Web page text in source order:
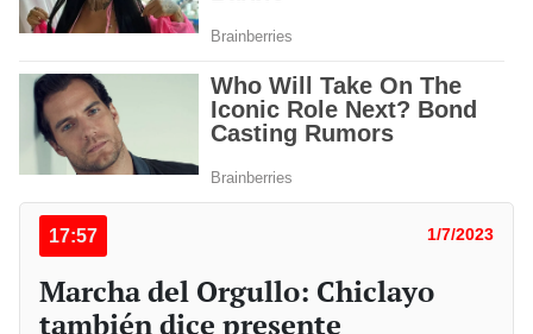
17:57 1/7/2023
Marcha del Orgullo: Chiclayo
también dice presente